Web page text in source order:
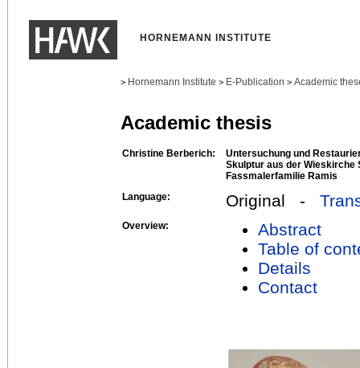
HORNEMANN INSTITUTE
> Hornemann Institute > E-Publication > Academic
Academic thesis
Christine Berberich:
Untersuchung und
Skulptur aus der Wieskirche
Fassmalerfamilie Ramis
Language:
Original -
Overview:
Abstract
Table of
Details
Contact